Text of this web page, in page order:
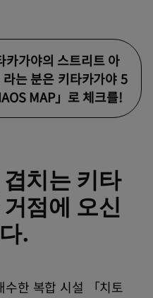
카가야의 스트리트 아
는 분은 키타카가야 5
MAP」로 체크를!
치는 키타
점에 오신
.
한 복합 시설 「치토